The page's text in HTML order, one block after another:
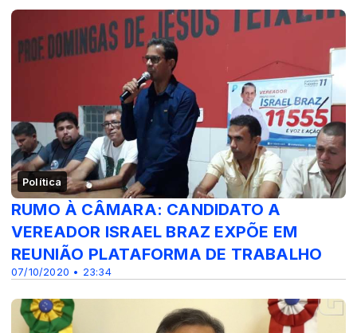
Política
07/10/2020 • 23:34
RUMO À CÂMARA: CANDIDATO A
VEREADOR ISRAEL BRAZ EXPÕE EM
REUNIÃO PLATAFORMA DE TRABALHO